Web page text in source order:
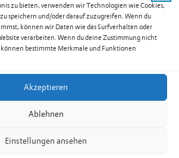
zu bieten, verwenden wir Technologien wie Cookies,
speichern und/oder darauf zuzugreifen. Wenn du
können wir Daten wie das Surfverhalten oder
verarbeiten. Wenn du deine Zustimmung nicht
bestimmte Merkmale und Funktionen
Akzeptieren
Ablehnen
Einstellungen ansehen
für Männer in
Yoga für Männer in Nendeln